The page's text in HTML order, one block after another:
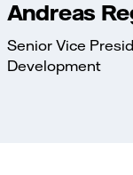
Andreas
Senior Vice
Development